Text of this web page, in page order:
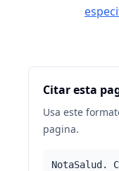
Citar esta
Usa este
pagina.
NotaSalud.